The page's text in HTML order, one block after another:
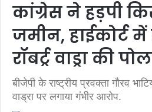
कांग्रेस ने हड़पी
जमीन, हाईकोर्ट
रॉबर्ट्र वाड्रा की
बीजेपी के राष्ट्रीय प्रवक्ता गौरव
वाड्रा पर लगाया गंभीर आरोप.